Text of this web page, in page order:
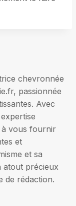
chevronnée
passionnée
Avec
à vous fournir
et
et sa
atout précieux
de rédaction.